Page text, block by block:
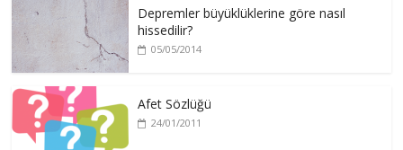
Depremler büyüklüklerine göre nasıl
hissedilir?
05/05/2014
Afet Sözlüğü
24/01/2011